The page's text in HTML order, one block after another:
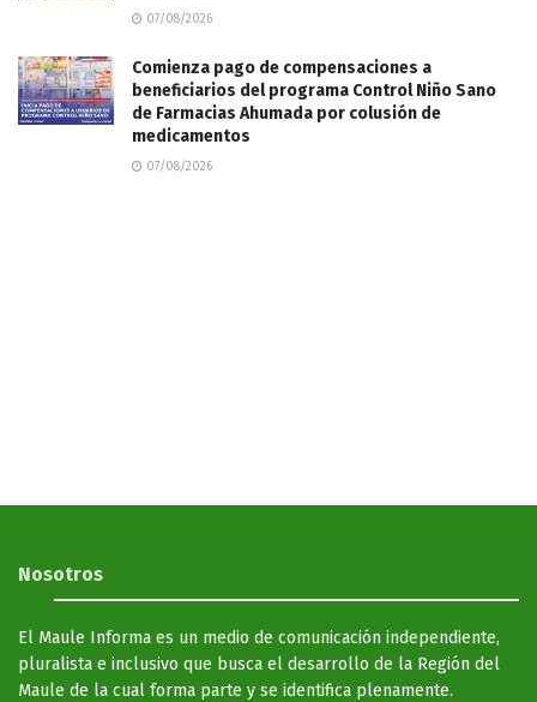
07/08/2026
Comienza pago de compensaciones a
beneficiarios del programa Control Niño Sano
de Farmacias Ahumada por colusión de
medicamentos
07/08/2026
Nosotros
El Maule Informa es un medio de comunicación independiente,
pluralista e inclusivo que busca el desarrollo de la Región del
Maule de la cual forma parte y se identifica plenamente.